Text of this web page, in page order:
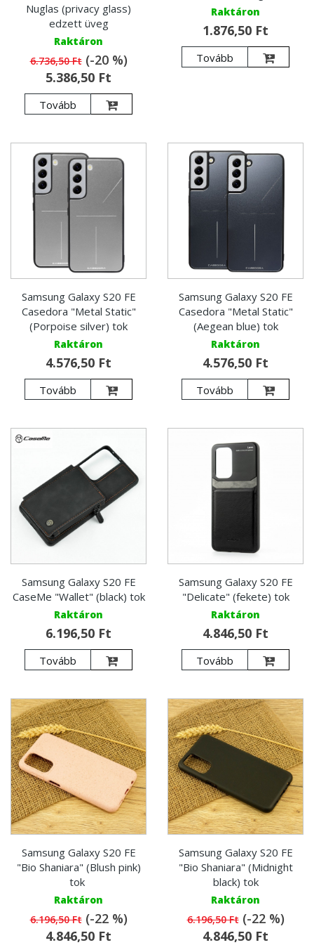
Nuglas (privacy glass)
edzett üveg
Raktáron
6.736,50 Ft(-20 %)
5.386,50 Ft
Tovább
Raktáron
1.876,50 Ft
Tovább
Samsung Galaxy S20 FE
Casedora "Metal Static"
(Porpoise silver) tok
Raktáron
4.576,50 Ft
Tovább
Samsung Galaxy S20 FE
Casedora "Metal Static"
(Aegean blue) tok
Raktáron
4.576,50 Ft
Tovább
Samsung Galaxy S20 FE
CaseMe "Wallet" (black) tok
Raktáron
6.196,50 Ft
Tovább
Samsung Galaxy S20 FE
"Delicate" (fekete) tok
Raktáron
4.846,50 Ft
Tovább
Samsung Galaxy S20 FE
"Bio Shaniara" (Blush pink)
tok
Raktáron
6.196,50 Ft(-22 %)
4.846,50 Ft
Samsung Galaxy S20 FE
"Bio Shaniara" (Midnight
black) tok
Raktáron
6.196,50 Ft(-22 %)
4.846,50 Ft